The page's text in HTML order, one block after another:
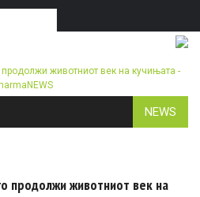
NEWS
продолжи животниот век на